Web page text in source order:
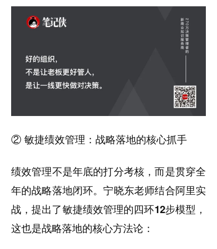
② 敏捷绩效管理：战略落地的核心抓手
绩效管理不是年底的打分考核，而是贯穿全
年的战略落地闭环。宁晓东老师结合阿里实
战，提出了敏捷绩效管理的四环12步模型 ，
这也是战略落地的核心方法论：